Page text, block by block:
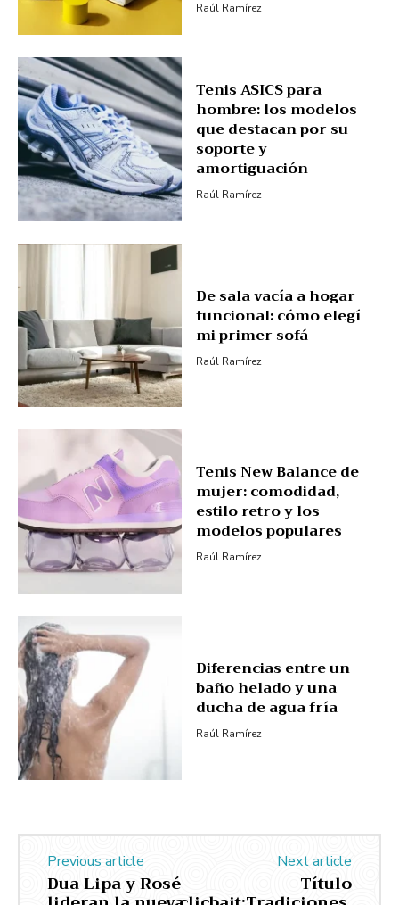
Raúl Ramírez
Tenis ASICS para
hombre: los modelos
que destacan por su
soporte y
amortiguación
Raúl Ramírez
De sala vacía a hogar
funcional: cómo elegí
mi primer sofá
Raúl Ramírez
Tenis New Balance de
mujer: comodidad,
estilo retro y los
modelos populares
Raúl Ramírez
Diferencias entre un
baño helado y una
ducha de agua fría
Raúl Ramírez
Previous article
Dua Lipa y Rosé
Next article
Título